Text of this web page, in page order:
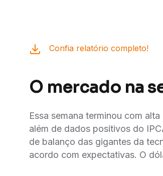
Confia relatório completo!
O mercado na
Essa semana terminou com
além de dados positivos do
de balanço das gigantes da
acordo com expectativas. O